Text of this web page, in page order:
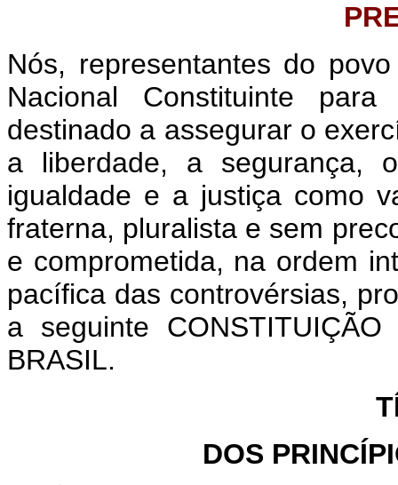
Nós, representantes do
Nacional Constituinte
destinado a assegurar o
a liberdade, a segurança,
igualdade e a justiça como
fraterna, pluralista e sem
e comprometida, na ordem
pacífica das controvérsias,
a seguinte CONSTITUIÇÃO
BRASIL.
DOS